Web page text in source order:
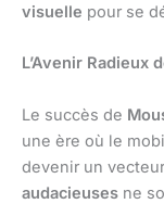
visuelle pour se
L’Avenir Radieux
Le succès de
une ère où le
devenir un vecteur
audacieuses ne